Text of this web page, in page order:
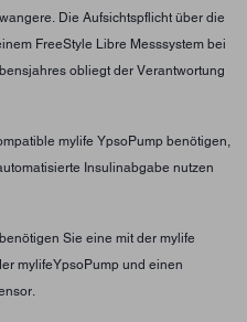
Die Aufsichtspflicht über die
FreeStyle Libre Messsystem bei
obliegt der Verantwortung
mylife YpsoPump benötigen,
Insulinabgabe nutzen
Sie eine mit der mylife
mylifeYpsoPump und einen